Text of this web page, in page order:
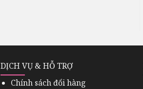
DỊCH VỤ & HỖ TRỢ
Chính sách đổi hàng